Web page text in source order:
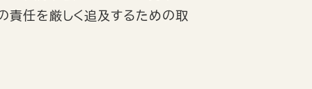
責任を厳しく追及するための取